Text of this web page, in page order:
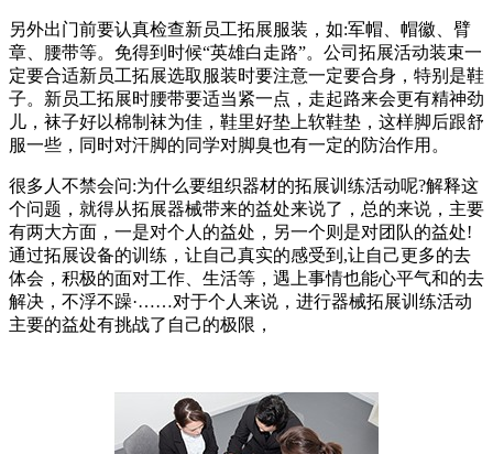
另外出门前要认真检查新员工拓展服装，如:军帽、帽徽、臂
章、腰带等。免得到时候“英雄白走路”。公司拓展活动装束一
定要合适新员工拓展选取服装时要注意一定要合身，特别是鞋
子。新员工拓展时腰带要适当紧一点，走起路来会更有精神劲
儿，袜子好以棉制袜为佳，鞋里好垫上软鞋垫，这样脚后跟舒
服一些，同时对汗脚的同学对脚臭也有一定的防治作用。
很多人不禁会问:为什么要组织器材的拓展训练活动呢?解释这
个问题，就得从拓展器械带来的益处来说了，总的来说，主要
有两大方面，一是对个人的益处，另一个则是对团队的益处!
通过拓展设备的训练，让自己真实的感受到,让自己更多的去
体会，积极的面对工作、生活等，遇上事情也能心平气和的去
解决，不浮不躁·……对于个人来说，进行器械拓展训练活动
主要的益处有挑战了自己的极限，